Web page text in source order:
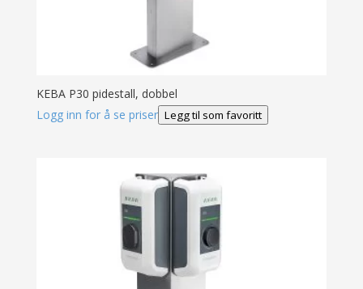
KEBA P30 pidestall, dobbel
Logg inn for å se priser Legg til som favoritt